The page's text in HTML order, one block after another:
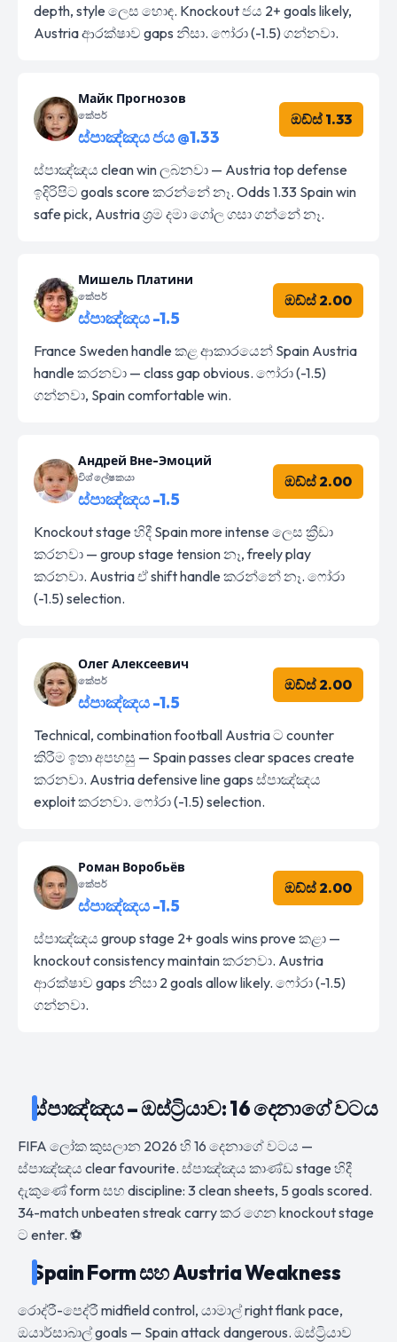
depth, style ලෙස හොඳ. Knockout ජය 2+ goals likely,
Austria ආරක්ෂාව gaps නිසා. ෆෝරා (-1.5) ගන්නවා.
Майк Прогнозов
කේපර්
ස්පාඤ්ඤය ජය @1.33
ඔඩ්ස් 1.33
ස්පාඤ්ඤය clean win ලබනවා — Austria top defense
ඉදිරිපිට goals score කරන්නේ නෑ. Odds 1.33 Spain win
safe pick, Austria ශ්‍රම දමා ගෝල ගසා ගන්නේ නෑ.
Мишель Платини
කේපර්
ස්පාඤ්ඤය -1.5
ඔඩ්ස් 2.00
France Sweden handle කළ ආකාරයෙන් Spain Austria
handle කරනවා — class gap obvious. ෆෝරා (-1.5)
ගන්නවා, Spain comfortable win.
Андрей Вне-Эмоций
විශ්ලේෂකයා
ස්පාඤ්ඤය -1.5
ඔඩ්ස් 2.00
Knockout stage හිදී Spain more intense ලෙස ක්‍රීඩා
කරනවා — group stage tension නෑ, freely play
කරනවා. Austria ඒ shift handle කරන්නේ නෑ. ෆෝරා
(-1.5) selection.
Олег Алексеевич
කේපර්
ස්පාඤ්ඤය -1.5
ඔඩ්ස් 2.00
Technical, combination football Austria ට counter
කිරීම ඉතා අපහසු — Spain passes clear spaces create
කරනවා. Austria defensive line gaps ස්පාඤ්ඤය
exploit කරනවා. ෆෝරා (-1.5) selection.
Роман Воробьёв
කේපර්
ස්පාඤ්ඤය -1.5
ඔඩ්ස් 2.00
ස්පාඤ්ඤය group stage 2+ goals wins prove කළා —
knockout consistency maintain කරනවා. Austria
ආරක්ෂාව gaps නිසා 2 goals allow likely. ෆෝරා (-1.5)
ගන්නවා.
ස්පාඤ්ඤය – ඔස්ට්‍රියාව: 16 දෙනාගේ වටය
FIFA ලෝක කුසලාන 2026 හි 16 දෙනාගේ වටය —
ස්පාඤ්ඤය clear favourite. ස්පාඤ්ඤය කාණ්ඩ stage හිදී
දැකුණේ form සහ discipline: 3 clean sheets, 5 goals scored.
34-match unbeaten streak carry කර ගෙන knockout stage
ට enter. ⚽
Spain Form සහ Austria Weakness
රොද්රී-පෙද්රී midfield control, යාමාල් right flank pace,
ඔයාර්සාබාල් goals — Spain attack dangerous. ඔස්ට්‍රියාව